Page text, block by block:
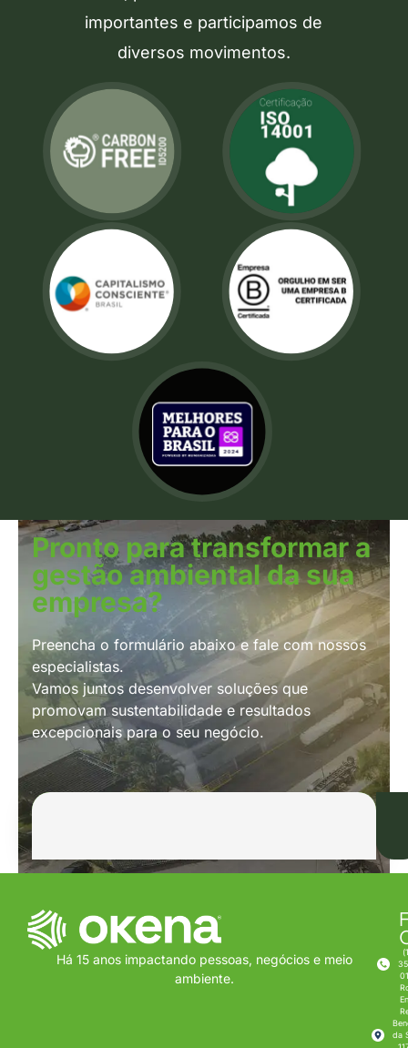
importantes e participamos de
diversos movimentos.
Pronto para transformar a
gestão ambiental da sua
empresa?
Preencha o formulário abaixo e fale com nossos
especialistas.
Vamos juntos desenvolver soluções que
promovam sustentabilidade e resultados
excepcionais para o seu negócio.
Há 15 anos impactando pessoas, negócios e meio
ambiente.
da